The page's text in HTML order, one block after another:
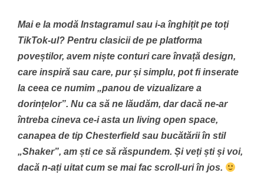
Mai e la modă Instagramul sau i-a înghițit pe toți
TikTok-ul? Pentru clasicii de pe platforma
poveștilor, avem niște conturi care învață design,
care inspiră sau care, pur și simplu, pot fi inserate
la ceea ce numim „panou de vizualizare a
dorințelor”. Nu ca să ne lăudăm, dar dacă ne-ar
întreba cineva ce-i asta un living open space,
canapea de tip Chesterfield sau bucătării în stil
„Shaker”, am ști ce să răspundem. Și veți ști și voi,
dacă n-ați uitat cum se mai fac scroll-uri în jos.